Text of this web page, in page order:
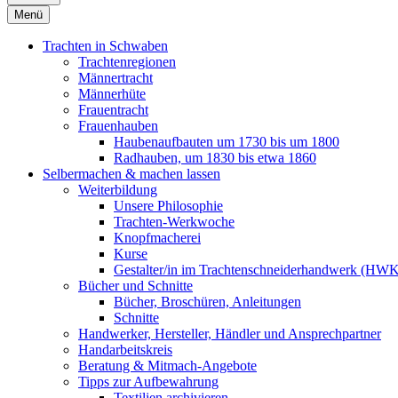
Menü
Trachten in Schwaben
Trachtenregionen
Männertracht
Männerhüte
Frauentracht
Frauenhauben
Haubenaufbauten um 1730 bis um 1800
Radhauben, um 1830 bis etwa 1860
Selbermachen & machen lassen
Weiterbildung
Unsere Philosophie
Trachten-Werkwoche
Knopfmacherei
Kurse
Gestalter/in im Trachtenschneiderhandwerk
Bücher und Schnitte
Bücher, Broschüren, Anleitungen
Schnitte
Handwerker, Hersteller, Händler und Ansprechpartner
Handarbeitskreis
Beratung & Mitmach-Angebote
Tipps zur Aufbewahrung